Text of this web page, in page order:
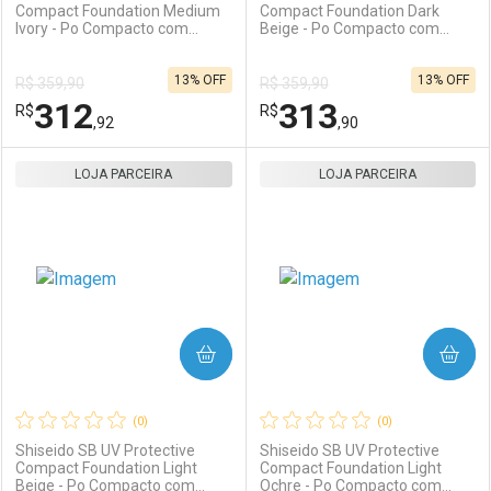
Compact Foundation Medium
Ivory - Po Compacto com
R$ 359,90
R$312,92
13% OFF
Compact Foundation Dark
Beige - Po Compacto com
R$ 359,90
R$313,90
13% OFF
(0)
Shiseido SB UV Protective
Compact Foundation Light
Beige - Po Compacto com
LOJA PARCEIRA
COMPRAR
(0)
Shiseido SB UV Protective
Compact Foundation Light
Ochre - Po Compacto com
LOJA PARCEIRA
COMPRAR